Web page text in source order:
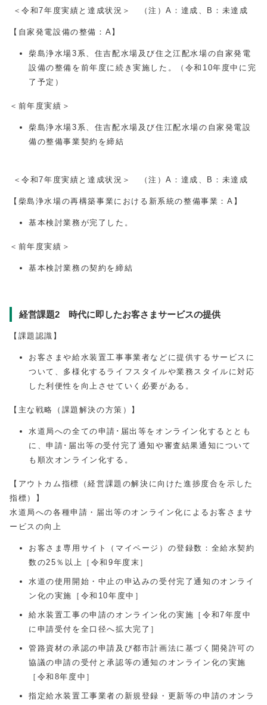
＜令和7年度実績と達成状況＞ （注）A：達成、B：未達成
【自家発電設備の整備：A】
柴島浄水場3系、住吉配水場及び住之江配水場の自家発電
設備の整備を前年度に続き実施した。（令和10年度中に完
了予定）
＜前年度実績＞
柴島浄水場3系、住吉配水場及び住江配水場の自家発電設
備の整備事業契約を締結
＜令和7年度実績と達成状況＞ （注）A：達成、B：未達成
【柴島浄水場の再構築事業における新系統の整備事業：A】
基本検討業務が完了した。
＜前年度実績＞
基本検討業務の契約を締結
経営課題2 時代に即したお客さまサービスの提供
【課題認識】
お客さまや給水装置工事事業者などに提供するサービスに
ついて、多様化するライフスタイルや業務スタイルに対応
した利便性を向上させていく必要がある。
【主な戦略（課題解決の方策）】
水道局への全ての申請･届出等をオンライン化するととも
に、申請･届出等の受付完了通知や審査結果通知について
も順次オンライン化する。
【アウトカム指標（経営課題の解決に向けた進捗度合を示した
指標）】
水道局への各種申請・届出等のオンライン化によるお客さまサ
ービスの向上
お客さま専用サイト（マイページ）の登録数：全給水契約
数の25％以上［令和9年度末］
水道の使用開始・中止の申込みの受付完了通知のオンライ
ン化の実施［令和10年度中］
給水装置工事の申請のオンライン化の実施［令和7年度中
に申請受付を全口径へ拡大完了］
管路資材の承認の申請及び都市計画法に基づく開発許可の
協議の申請の受付と承認等の通知のオンライン化の実施
［令和8年度中］
指定給水装置工事業者の新規登録・更新等の申請のオンラ